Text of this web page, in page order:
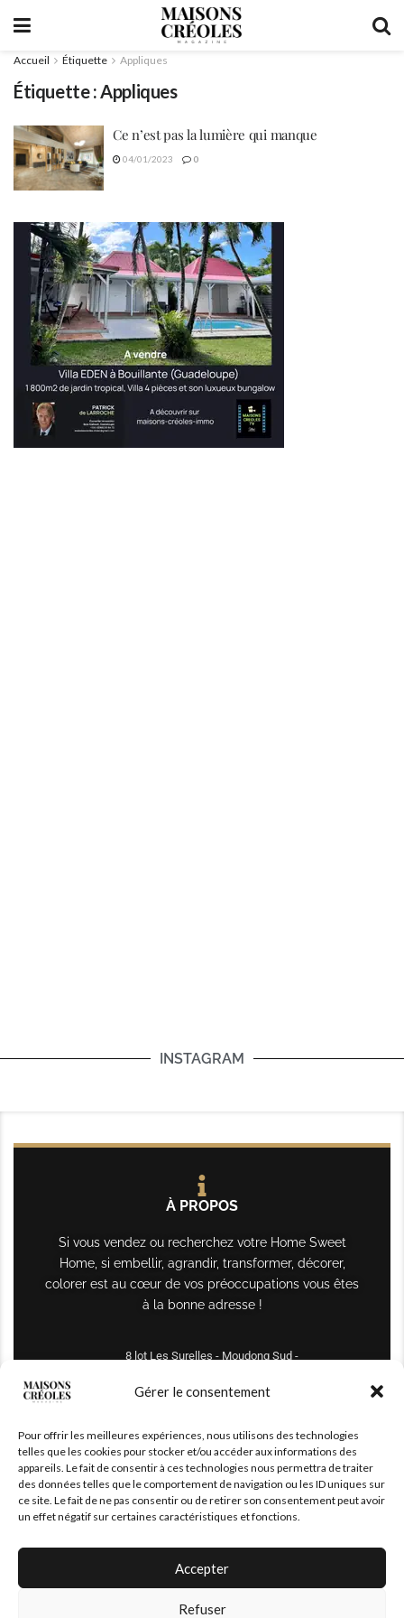
Gérer le consentement
Pour offrir les meilleures expériences, nous utilisons des technologies
telles que les cookies pour stocker et/ou accéder aux informations des
appareils. Le fait de consentir à ces technologies nous permettra de traiter
des données telles que le comportement de navigation ou les ID uniques sur
ce site. Le fait de ne pas consentir ou de retirer son consentement peut avoir
un effet négatif sur certaines caractéristiques et fonctions.
Accepter
Refuser
Accueil Étiquette Appliques
Étiquette :Appliques
Ce n’est pas la lumière qui manque
04/01/2023 0
INSTAGRAM
À PROPOS
Si vous vendez ou recherchez votre Home Sweet
Home, si embellir, agrandir, transformer, décorer,
colorer est au cœur de vos préoccupations vous êtes
à la bonne adresse !
8 lot Les Surelles - Moudong Sud -
maisonscreoles.immo@gmail.com